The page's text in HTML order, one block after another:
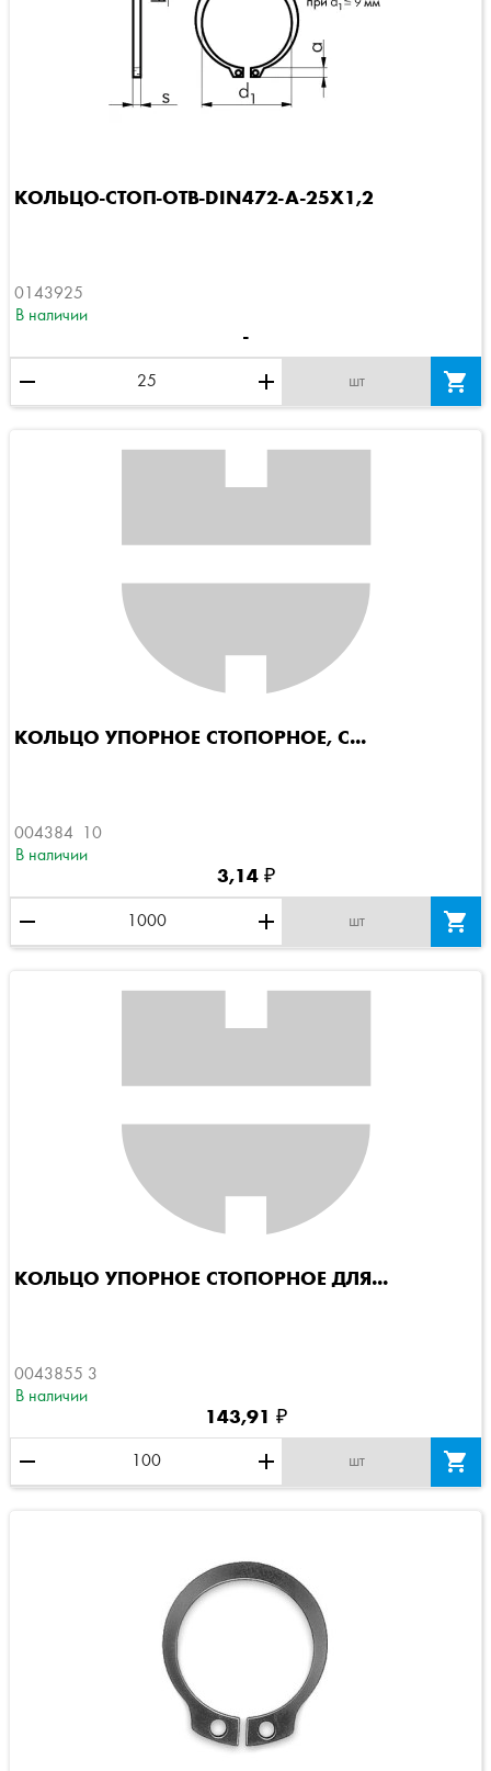
КОЛЬЦО-СТОП-ОТВ-DIN472-A-25X1,2
0143925
В наличии
-
remove add шт 
КОЛЬЦО УПОРНОЕ СТОПОРНОЕ, С...
004384  10
В наличии
3,14 ₽
remove add шт 
КОЛЬЦО УПОРНОЕ СТОПОРНОЕ ДЛЯ...
0043855 3
В наличии
143,91 ₽
remove add шт 